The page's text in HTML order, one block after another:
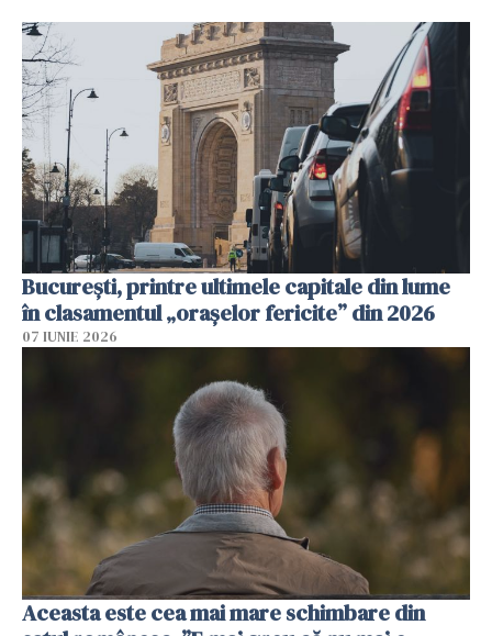
București, printre ultimele capitale din lume
în clasamentul „orașelor fericite” din 2026
07 IUNIE 2026
Aceasta este cea mai mare schimbare din